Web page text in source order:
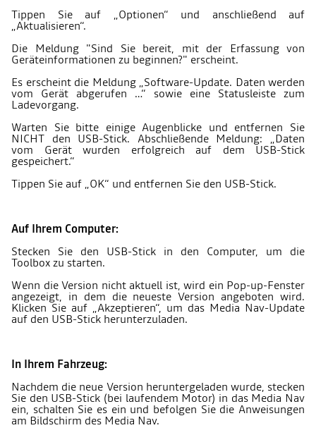
Tippen Sie auf „Optionen“ und anschließend auf
„Aktualisieren“.
Die Meldung "Sind Sie bereit, mit der Erfassung von
Geräteinformationen zu beginnen?" erscheint.
Es erscheint die Meldung „Software-Update. Daten werden
vom Gerät abgerufen …“ sowie eine Statusleiste zum
Ladevorgang.
Warten Sie bitte einige Augenblicke und entfernen Sie
NICHT den USB-Stick. Abschließende Meldung: „Daten
vom Gerät wurden erfolgreich auf dem USB-Stick
gespeichert.“
Tippen Sie auf „OK“ und entfernen Sie den USB-Stick.
Auf Ihrem Computer:
Stecken Sie den USB-Stick in den Computer, um die
Toolbox zu starten.
Wenn die Version nicht aktuell ist, wird ein Pop-up-Fenster
angezeigt, in dem die neueste Version angeboten wird.
Klicken Sie auf „Akzeptieren“, um das Media Nav-Update
auf den USB-Stick herunterzuladen.
In Ihrem Fahrzeug:
Nachdem die neue Version heruntergeladen wurde, stecken
Sie den USB-Stick (bei laufendem Motor) in das Media Nav
ein, schalten Sie es ein und befolgen Sie die Anweisungen
am Bildschirm des Media Nav.